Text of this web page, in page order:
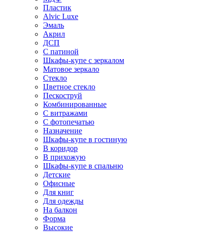
Пластик
Alvic Luxe
Эмаль
Акрил
ДСП
С патиной
Шкафы-купе с зеркалом
Матовое зеркало
Стекло
Цветное стекло
Пескоструй
Комбинированные
С витражами
С фотопечатью
Назначение
Шкафы-купе в гостиную
В коридор
В прихожую
Шкафы-купе в спальню
Детские
Офисные
Для книг
Для одежды
На балкон
Форма
Высокие